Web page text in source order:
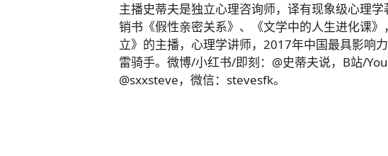
主播史蒂夫是独立心理咨询师，译有现象级心理
销书《假性亲密关系》、《文学中的人生进化课
立》的主播，心理学讲师，2017年中国最具影响
雷骑手。微博/小红书/即刻：@史蒂夫说，B站/
@sxxsteve，微信：stevesfk。